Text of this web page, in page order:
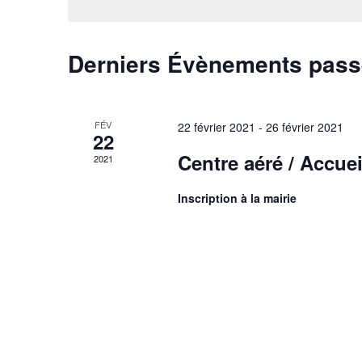
Derniers Évènements
FÉV
22
2021
22 février 2021 - 26 février 2021
Centre aéré /
Inscription à la mairie